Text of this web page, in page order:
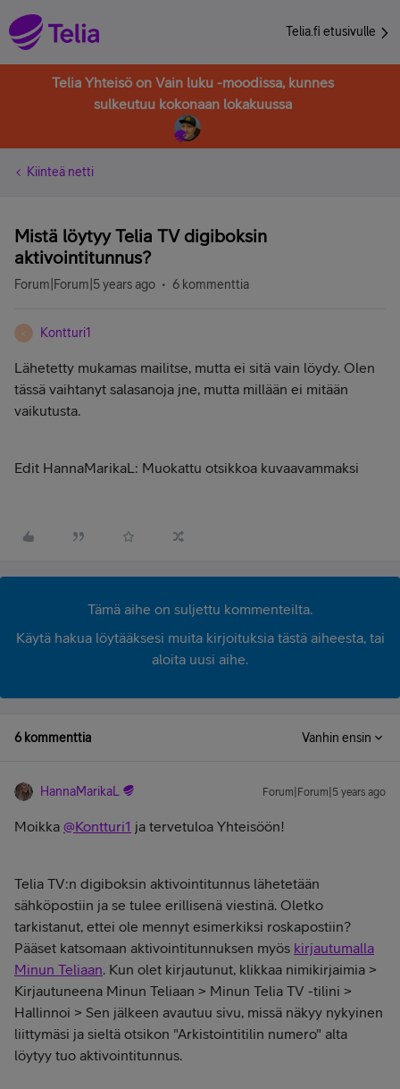
Telia.fi etusivulle
Telia Yhteisö on Vain luku -moodissa, kunnes
sulkeutuu kokonaan lokakuussa
Kiinteä netti
Mistä löytyy Telia TV digiboksin
aktivointitunnus?
Forum|Forum|5 years ago 6 kommenttia
K Kontturi1
Lähetetty mukamas mailitse, mutta ei sitä vain löydy. Olen
tässä vaihtanyt salasanoja jne, mutta millään ei mitään
vaikutusta.
Edit HannaMarikaL: Muokattu otsikkoa kuvaavammaksi
Tämä aihe on suljettu kommenteilta.
Käytä hakua löytääksesi muita kirjoituksia tästä aiheesta, tai
aloita uusi aihe.
6 kommenttia Vanhin ensin
HannaMarikaL Forum|Forum|5 years ago
Moikka @Kontturi1 ja tervetuloa Yhteisöön!
Telia TV:n digiboksin aktivointitunnus lähetetään
sähköpostiin ja se tulee erillisenä viestinä. Oletko
tarkistanut, ettei ole mennyt esimerkiksi roskapostiin?
Pääset katsomaan aktivointitunnuksen myös kirjautumalla
Minun Teliaan. Kun olet kirjautunut, klikkaa nimikirjaimia >
Kirjautuneena Minun Teliaan > Minun Telia TV -tilini >
Hallinnoi > Sen jälkeen avautuu sivu, missä näkyy nykyinen
liittymäsi ja sieltä otsikon "Arkistointitilin numero" alta
löytyy tuo aktivointitunnus.